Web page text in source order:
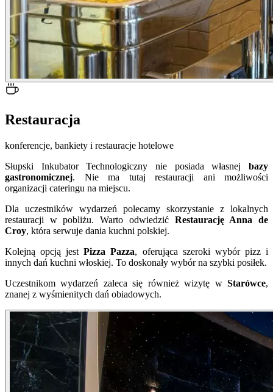
Restauracja
konferencje, bankiety i restauracje hotelowe
Słupski Inkubator Technologiczny nie posiada własnej bazy
gastronomicznej. Nie ma tutaj restauracji ani możliwości
organizacji cateringu na miejscu.
Dla uczestników wydarzeń polecamy skorzystanie z lokalnych
restauracji w pobliżu. Warto odwiedzić Restaurację Anna de
Croy, która serwuje dania kuchni polskiej.
Kolejną opcją jestPizza Pazza, oferująca szeroki wybór pizz i
innych dań kuchni włoskiej. To doskonały wybór na szybki posiłek.
Uczestnikom wydarzeń zaleca się również wizytę w Starówce,
znanej z wyśmienitych dań obiadowych.